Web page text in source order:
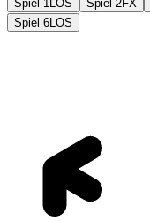
Spiel 1LOS Spiel 2FX
Spiel 6LOS